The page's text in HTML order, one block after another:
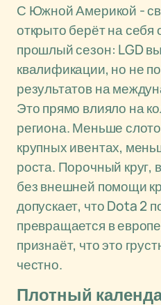
С Южной Америкой -
открыто берёт на себя
прошлый сезон: LGD
квалификации, но не
результатов на
Это прямо влияло на
региона. Меньше
крупных ивентах,
роста. Порочный круг,
без внешней помощи
допускает, что Dota 2
превращается в
признаёт, что это
честно.
Плотный